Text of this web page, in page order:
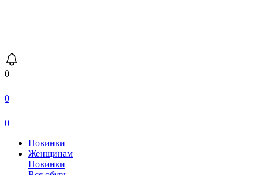
0
0
0
Новинки
Женщинам
Новинки